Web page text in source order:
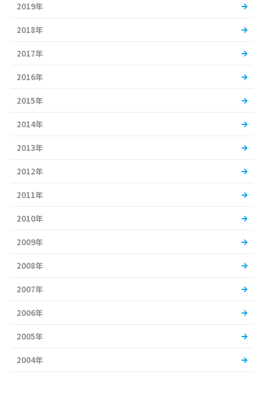
2019年
2018年
2017年
2016年
2015年
2014年
2013年
2012年
2011年
2010年
2009年
2008年
2007年
2006年
2005年
2004年